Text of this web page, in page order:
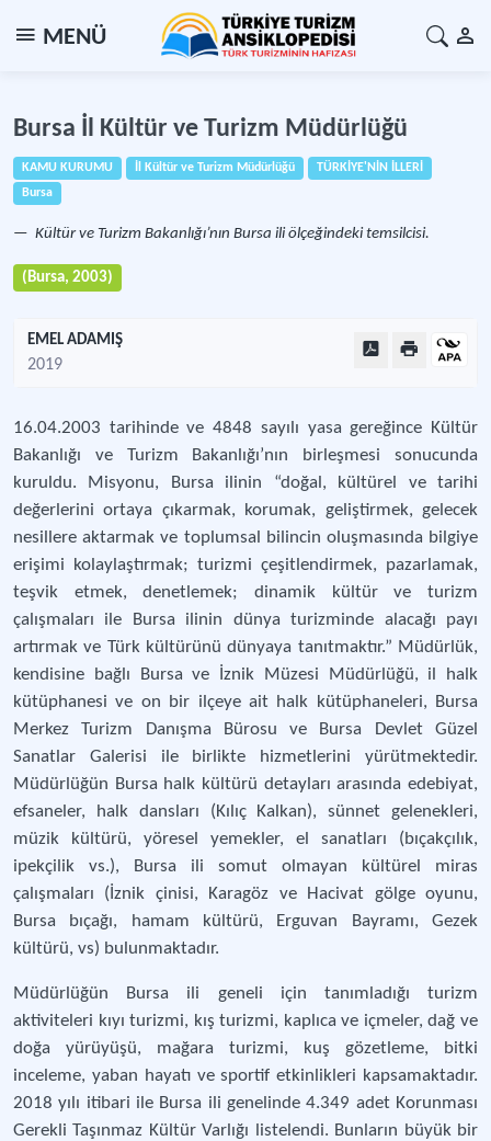
MENÜ
Bursa İl Kültür ve Turizm Müdürlüğü
KAMU KURUMU İl Kültür ve Turizm Müdürlüğü
TÜRKİYE'NİN İLLERİ
Bursa
Kültür ve Turizm Bakanlığı’nın Bursa ili ölçeğindeki temsilcisi.
(Bursa, 2003)
EMEL ADAMIŞ
2019
16.04.2003 tarihinde ve 4848 sayılı yasa gereğince Kültür
Bakanlığı ve Turizm Bakanlığı’nın birleşmesi sonucunda
kuruldu. Misyonu, Bursa ilinin “doğal, kültürel ve tarihi
değerlerini ortaya çıkarmak, korumak, geliştirmek, gelecek
nesillere aktarmak ve toplumsal bilincin oluşmasında bilgiye
erişimi kolaylaştırmak; turizmi çeşitlendirmek, pazarlamak,
teşvik etmek, denetlemek; dinamik kültür ve turizm
çalışmaları ile Bursa ilinin dünya turizminde alacağı payı
artırmak ve Türk kültürünü dünyaya tanıtmaktır.” Müdürlük,
kendisine bağlı Bursa ve İznik Müzesi Müdürlüğü, il halk
kütüphanesi ve on bir ilçeye ait halk kütüphaneleri, Bursa
Merkez Turizm Danışma Bürosu ve Bursa Devlet Güzel
Sanatlar Galerisi ile birlikte hizmetlerini yürütmektedir.
Müdürlüğün Bursa halk kültürü detayları arasında edebiyat,
efsaneler, halk dansları (Kılıç Kalkan), sünnet gelenekleri,
müzik kültürü, yöresel yemekler, el sanatları (bıçakçılık,
ipekçilik vs.), Bursa ili somut olmayan kültürel miras
çalışmaları (İznik çinisi, Karagöz ve Hacivat gölge oyunu,
Bursa bıçağı, hamam kültürü, Erguvan Bayramı, Gezek
kültürü, vs) bulunmaktadır.
Müdürlüğün Bursa ili geneli için tanımladığı turizm
aktiviteleri kıyı turizmi, kış turizmi, kaplıca ve içmeler, dağ ve
doğa yürüyüşü, mağara turizmi, kuş gözetleme, bitki
inceleme, yaban hayatı ve sportif etkinlikleri kapsamaktadır.
2018 yılı itibari ile Bursa ili genelinde 4.349 adet Korunması
Gerekli Taşınmaz Kültür Varlığı listelendi. Bunların büyük bir